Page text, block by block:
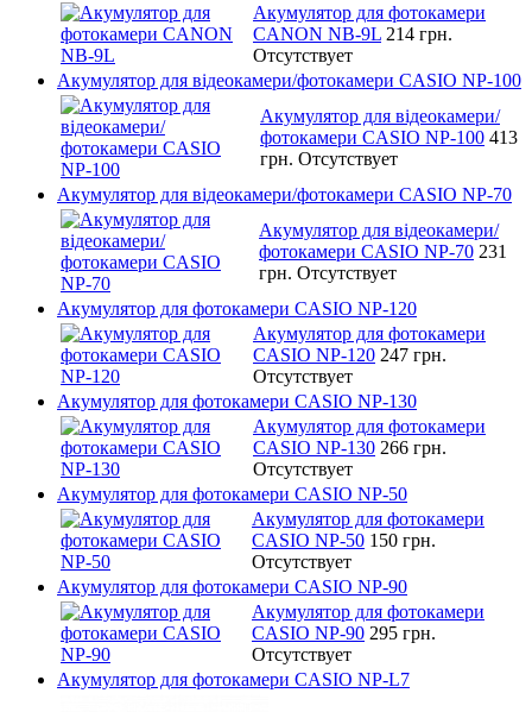
Акумулятор для фотокамери
CANON NB-9L 214 грн.
Отсутствует
Акумулятор для відеокамери/фотокамери CASIO NP-100
Акумулятор для відеокамери/
фотокамери CASIO NP-100 413
грн. Отсутствует
Акумулятор для відеокамери/фотокамери CASIO NP-70
Акумулятор для відеокамери/
фотокамери CASIO NP-70 231
грн. Отсутствует
Акумулятор для фотокамери CASIO NP-120
Акумулятор для фотокамери
CASIO NP-120 247 грн.
Отсутствует
Акумулятор для фотокамери CASIO NP-130
Акумулятор для фотокамери
CASIO NP-130 266 грн.
Отсутствует
Акумулятор для фотокамери CASIO NP-50
Акумулятор для фотокамери
CASIO NP-50 150 грн.
Отсутствует
Акумулятор для фотокамери CASIO NP-90
Акумулятор для фотокамери
CASIO NP-90 295 грн.
Отсутствует
Акумулятор для фотокамери CASIO NP-L7